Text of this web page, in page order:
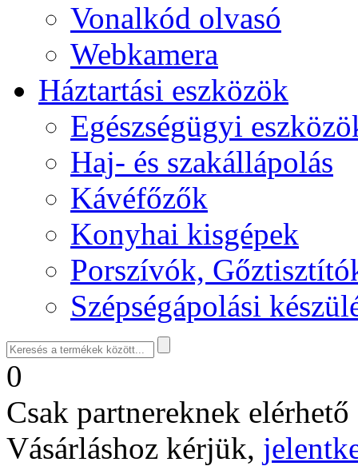
Vonalkód olvasó
Webkamera
Háztartási eszközök
Egészségügyi
Haj- és szakállápolás
Kávéfőzők
Konyhai kisgépek
Porszívók,
Szépségápolási
0
Csak partnereknek
Vásárláshoz kérjük,